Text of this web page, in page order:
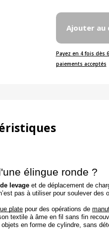
Ajouter au
Payez en 4 fois dès
paiements acceptés
élingue ronde ?
levage et de déplacement de
pas à utiliser pour soulever
plate pour des opérations de
textile à âme en fil sans fin
en forme de cylindre, sans